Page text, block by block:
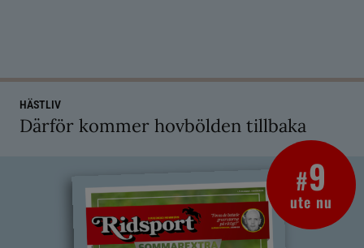
HÄSTLIV
Därför kommer hovbölden tillbaka
#9
ute nu